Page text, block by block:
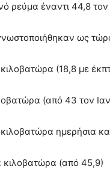
ρεύμα έναντι 44,8 τον
ως
(18,8 με
(από 43 τον
ημερήσια
κιλοβατώρα (από 45,9)